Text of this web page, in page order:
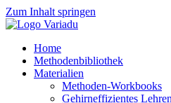
Zum Inhalt springen
Home
Methodenbibliothek
Materialien
Methoden-Workbooks
Gehirneffizientes Lehren